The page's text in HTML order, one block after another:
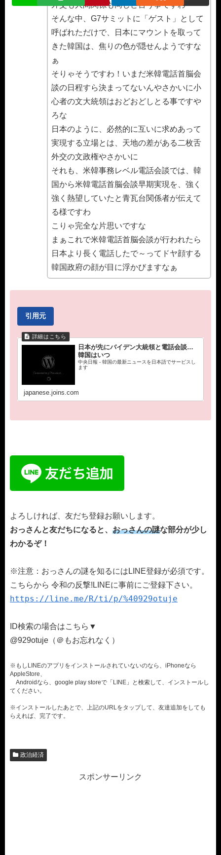
外交も人間関係も同じと言う事ですわ
そんな中、G7サミットに「ゲスト」として
呼ばれただけで、日本にマウントを取って
きた韓国は、焦りの色が隠せんようですな
ぁ
そりゃそうですわ！いまだ米韓電話首脳会
談の日程すら決まってないんやさかいに小
心者の文大統領はおどおどしとる事ですや
ろな
日本のように、必然的に互いに求めあって
実現する立場とは、天地の差がある二枚舌
外交の文政権やさかいに
それも、米韓事務レベル電話会談では、韓
国から米韓電話首脳会談早期実現を、強く
強く熱望していたと青瓦台関係者が伝えて
る様ですわ
こりゃ完全な片思いですな
まぁこれで米韓電話首脳会談が行われたら
日本より長く電話したで～ってドヤ顔する
韓国政府の顔が目に浮かびますなぁ
引用元
日本が先にバイデン大統領と電話会談…
韓国はいつ
中央日報 - 韓国の最新ニュースを日本語でサービスし
ます
japanese.joins.com
よろしければ、友だち登録お願いします。
おっさんと友だちになると、 おっさんの謎な部分が少し
わかるぞ！
※注意：おっさんの謎を知るにはLINE登録が必須です。
こちらから 令和の反撃!LINEに事前にご登録下さい。
https://line.me/R/ti/p/%40929otuje
ID検索の場合はこちら▼
@929otuje（＠もお忘れなく）
※もしLINEのアプリをインストールされていないのなら、iPhoneなら
AppleStore、
Androidなら、google play storeで「LINE」と検索して、インストールし
てください。
※インストールしたあとで、上記のURLをタップして、友達追加をしても
らえれば、完了です。
政治経済
スポンサーリンク